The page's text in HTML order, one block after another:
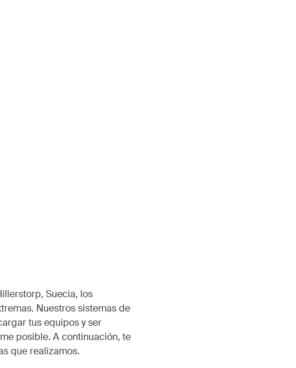
Suecia, los
Nuestros sistemas de
tus equipos y ser
posible. A continuación, te
que realizamos.